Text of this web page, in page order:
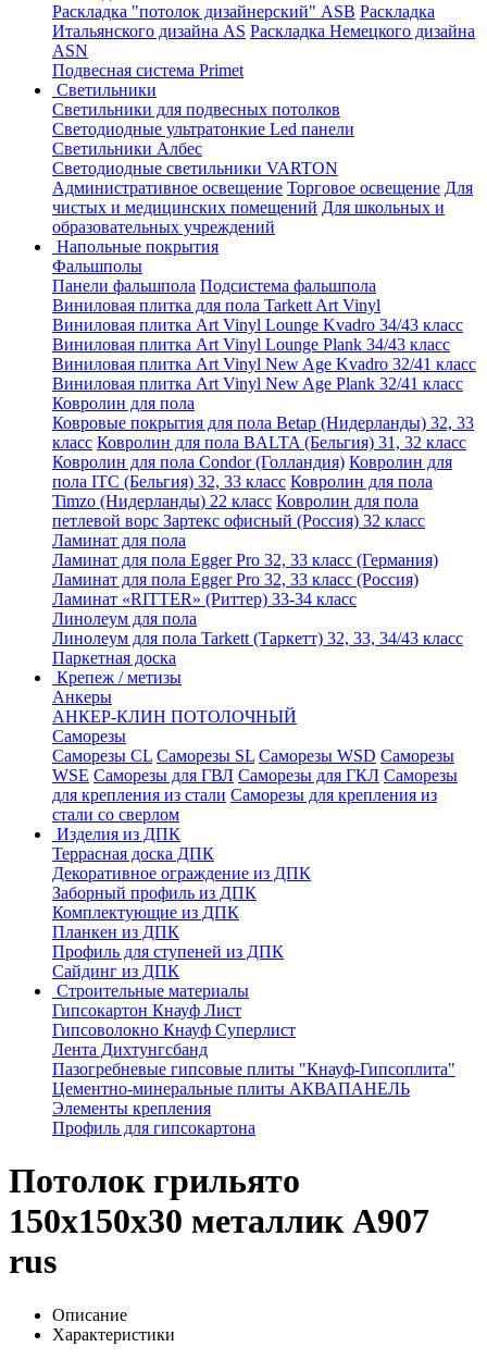
Раскладка "потолок дизайнерский" ASB Раскладка
Итальянского дизайна AS Раскладка Немецкого дизайна
АSN
Подвесная система Primet
Светильники
Светильники для подвесных потолков
Светодиодные ультратонкие Led панели
Светильники Албес
Светодиодные светильники VARTON
Административное освещение Торговое освещение Для
чистых и медицинских помещений Для школьных и
образовательных учреждений
Напольные покрытия
Фальшполы
Панели фальшпола Подсистема фальшпола
Виниловая плитка для пола Tarkett Art Vinyl
Виниловая плитка Art Vinyl Lounge Kvadro 34/43 класс
Виниловая плитка Art Vinyl Lounge Plank 34/43 класс
Виниловая плитка Art Vinyl New Age Kvadro 32/41 класс
Виниловая плитка Art Vinyl New Age Plank 32/41 класс
Ковролин для пола
Ковровые покрытия для пола Betap (Нидерланды) 32, 33
класс Ковролин для пола BALTA (Бельгия) 31, 32 класс
Ковролин для пола Condor (Голландия) Ковролин для
пола ITC (Бельгия) 32, 33 класс Ковролин для пола
Timzo (Нидерланды) 22 класс Ковролин для пола
петлевой ворс Зартекс офисный (Россия) 32 класс
Ламинат для пола
Ламинат для пола Egger Pro 32, 33 класс (Германия)
Ламинат для пола Egger Pro 32, 33 класс (Россия)
Ламинат «RITTER» (Риттер) 33-34 класс
Линолеум для пола
Линолеум для пола Tarkett (Таркетт) 32, 33, 34/43 класс
Паркетная доска
Крепеж / метизы
Анкеры
АНКЕР-КЛИН ПОТОЛОЧНЫЙ
Саморезы
Саморезы CL Саморезы SL Саморезы WSD Саморезы
WSE Саморезы для ГВЛ Саморезы для ГКЛ Саморезы
для крепления из стали Саморезы для крепления из
стали со сверлом
Изделия из ДПК
Террасная доска ДПК
Декоративное ограждение из ДПК
Заборный профиль из ДПК
Комплектующие из ДПК
Планкен из ДПК
Профиль для ступеней из ДПК
Сайдинг из ДПК
Строительные материалы
Гипсокартон Кнауф Лист
Гипсоволокно Кнауф Суперлист
Лента Дихтунгсбанд
Пазогребневые гипсовые плиты "Кнауф-Гипсоплита"
Цементно-минеральные плиты АКВАПАНЕЛЬ
Элементы крепления
Профиль для гипсокартона
Потолок грильято
150х150х30 металлик А907
rus
Описание
Характеристики